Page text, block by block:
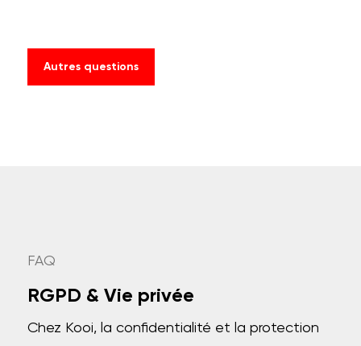
Autres questions
FAQ
RGPD & Vie privée
Chez Kooi, la confidentialité et la protection